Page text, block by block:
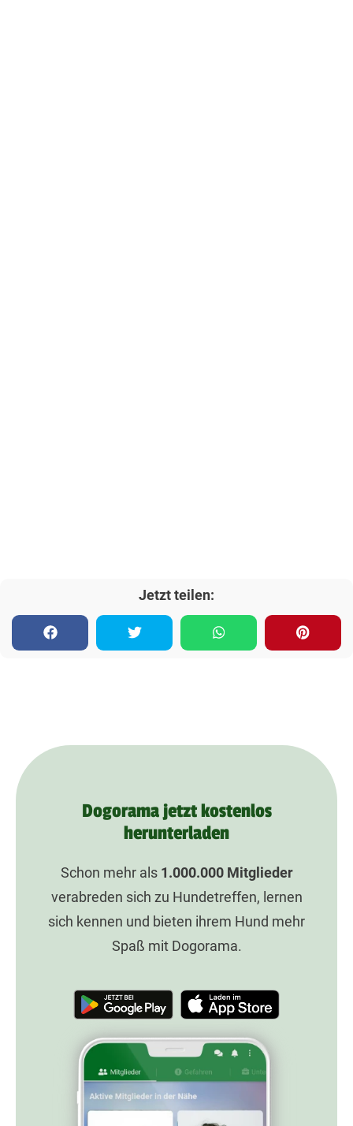
Jetzt teilen:
Dogorama jetzt kostenlos
herunterladen
Schon mehr als 1.000.000Mitglieder
verabreden sich zu Hundetreffen, lernen
sich kennen und bieten ihrem Hund mehr
Spaß mit Dogorama.